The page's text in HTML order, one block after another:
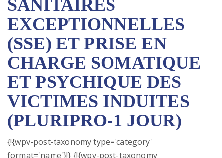
SANITAIRES
EXCEPTIONNELLES
(SSE) ET PRISE EN
CHARGE SOMATIQUE
ET PSYCHIQUE DES
VICTIMES INDUITES
(PLURIPRO-1 JOUR)
{!{wpv-post-taxonomy type='category'
format='name'}!} {!{wpv-post-taxonomy